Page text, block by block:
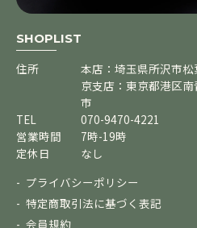
SHOPLIST
住所
本店：埼玉県所沢市
京支店：東京都港区
市
TEL
070-9470-4221
営業時間
7時-19時
定休日
なし
プライバシーポリシー
特定商取引法に基づく表記
会員規約